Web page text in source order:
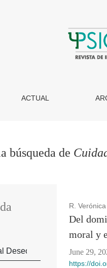
ACTUAL
búsqueda de
R.
Del
moral y
June 29,
https://